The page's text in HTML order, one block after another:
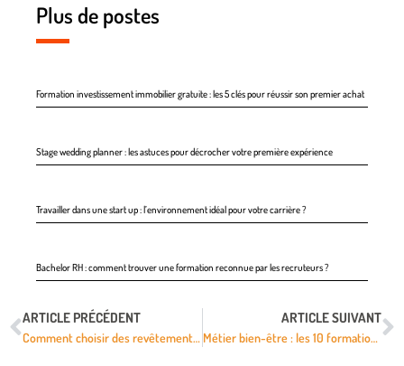
Plus de postes
Formation investissement immobilier gratuite : les 5 clés pour réussir son premier achat
Stage wedding planner : les astuces pour décrocher votre première expérience
Travailler dans une start up : l’environnement idéal pour votre carrière ?
Bachelor RH : comment trouver une formation reconnue par les recruteurs ?
ARTICLE PRÉCÉDENT
Comment choisir des revêtements de façade compatibles avec la certification LEED ?
ARTICLE SUIVANT
Métier bien-être : les 10 formations à privilégier pour réussir